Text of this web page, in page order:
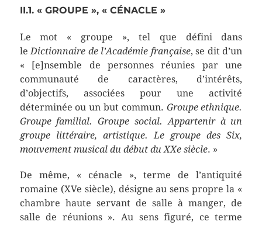
II.1. « GROUPE », « CÉNACLE »
Le mot « groupe », tel que défini dans
leDictionnaire de l’Académie française, se dit d’un
« [e]nsemble de personnes réunies par une
communauté de caractères, d’intérêts,
d’objectifs, associées pour une activité
déterminée ou un but commun. Groupe ethnique.
Groupe familial. Groupe social. Appartenir à un
groupe littéraire, artistique. Le groupe des Six,
mouvement musical du début du XXe siècle. »
De même, « cénacle », terme de l’antiquité
romaine (XVe siècle), désigne au sens propre la «
chambre haute servant de salle à manger, de
salle de réunions ». Au sens figuré, ce terme